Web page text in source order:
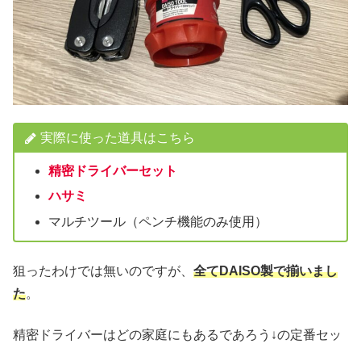
実際に使った道具はこちら
精密ドライバーセット
ハサミ
マルチツール（ペンチ機能のみ使用）
狙ったわけでは無いのですが、 全てDAISO製で揃いまし
た。
精密ドライバーはどの家庭にもあるであろう↓の定番セッ